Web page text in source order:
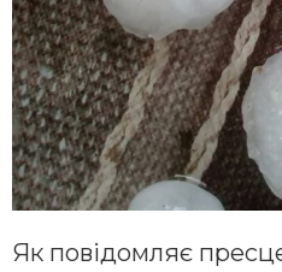
Як повідомляє